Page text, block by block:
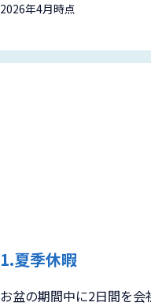
2026年4月時点
1.夏季休暇
お盆の期間中に2日間を